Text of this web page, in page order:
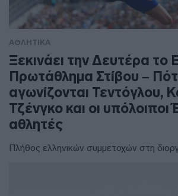
ΑΘΛΗΤΙΚΑ
Ξεκινάει την Δευτέρα το
Πρωτάθλημα Στίβου –
αγωνίζονται Τεντόγλου,
Τζένγκο και οι υπόλοιποι
αθλητές
Πλήθος ελληνικών συμμετοχών στη